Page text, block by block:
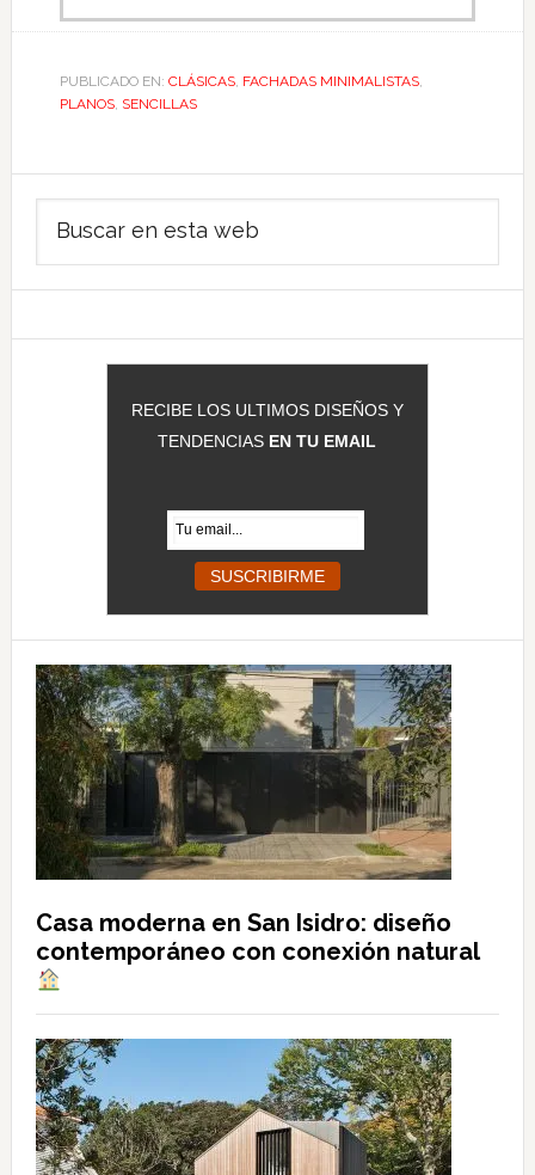
PUBLICADO EN: CLÁSICAS, FACHADAS MINIMALISTAS,
PLANOS, SENCILLAS
Barra
lateral
principal
RECIBE LOS ULTIMOS DISEÑOS Y
TENDENCIAS EN TU EMAIL
Casa moderna en San Isidro: diseño
contemporáneo con conexión natural